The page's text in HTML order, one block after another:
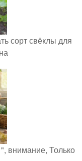
сорт свёклы для
внимание, Только